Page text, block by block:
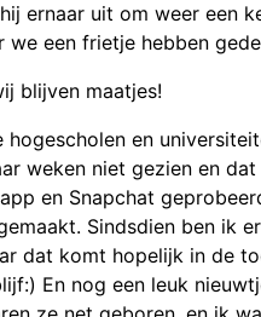
ernaar uit om weer een
we een frietje hebben
blijven maatjes!
en
weken niet gezien en
en Snapchat
Sindsdien ben ik
dat komt hopelijk in de
En nog een leuk